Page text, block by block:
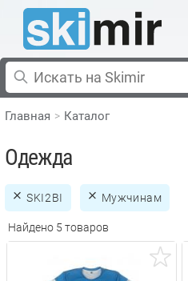
Главная Каталог
Одежда
SKI2BI Мужчинам
Найдено 5 товаров